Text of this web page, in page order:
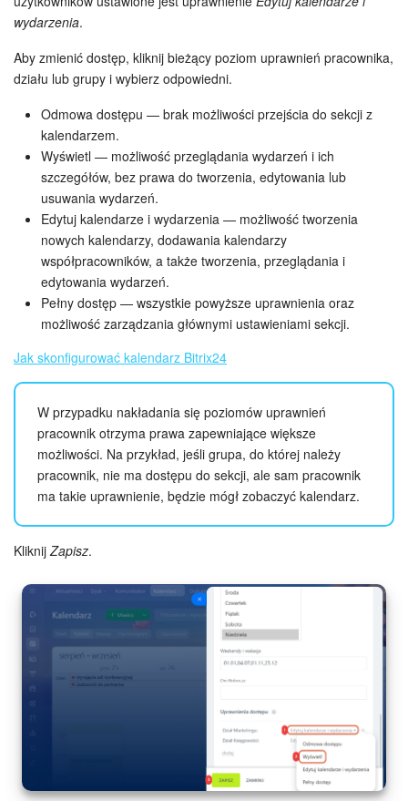
wydarzenia.
Aby zmienić dostęp, kliknij bieżący poziom uprawnień pracownika,
działu lub grupy i wybierz odpowiedni.
Odmowa dostępu — brak możliwości przejścia do sekcji z
kalendarzem.
Wyświetl — możliwość przeglądania wydarzeń i ich
szczegółów, bez prawa do tworzenia, edytowania lub
usuwania wydarzeń.
Edytuj kalendarze i wydarzenia — możliwość tworzenia
nowych kalendarzy, dodawania kalendarzy
współpracowników, a także tworzenia, przeglądania i
edytowania wydarzeń.
Pełny dostęp — wszystkie powyższe uprawnienia oraz
możliwość zarządzania głównymi ustawieniami sekcji.
Jak skonfigurować kalendarz Bitrix24
W przypadku nakładania się poziomów uprawnień
pracownik otrzyma prawa zapewniające większe
możliwości. Na przykład, jeśli grupa, do której należy
pracownik, nie ma dostępu do sekcji, ale sam pracownik
ma takie uprawnienie, będzie mógł zobaczyć kalendarz.
KliknijZapisz.